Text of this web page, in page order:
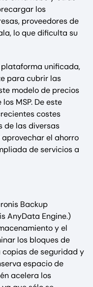
los
proveedores de
lo que dificulta su
plataforma unificada,
para cubrir las
modelo de precios
MSP. De este
costes
de las diversas
aprovechar el ahorro
de servicios a
Backup
AnyData Engine.)
y el
los bloques de
de seguridad y
espacio de
acelera los